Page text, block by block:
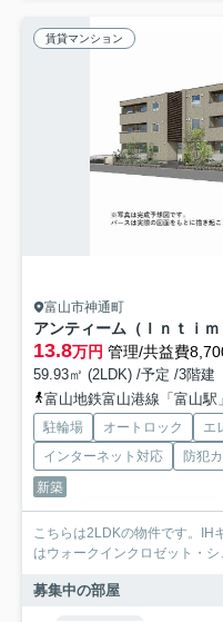
賃貸マンション
富山市神通町
アンティーム（Ｉｎｔｉｍ
13.8万円 管理/共益費
59.93㎡ (2LDK) /予定 /3階建
富山地鉄富山港線「富山駅
駐輪場 オートロック エ
インターネット対応
防犯
新築
こちらは2LDKの物件です。IH
はウォークインクロゼット・
募集中の部屋